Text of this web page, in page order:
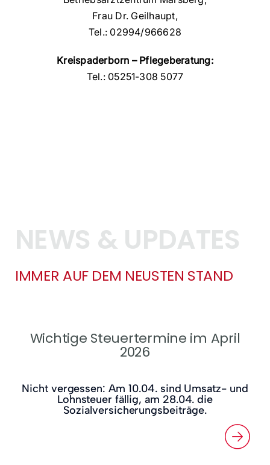
Frau Dr. Geilhaupt,
Tel.: 02994/966628
Kreispaderborn – Pflegeberatung:
Tel.: 05251-308 5077
NEWS & UPDATES
IMMER AUF DEM NEUSTEN STAND
Wichtige Steuertermine im April
2026
Nicht vergessen: Am 10.04. sind Umsatz- und
Lohnsteuer fällig, am 28.04. die
Sozialversicherungsbeiträge.